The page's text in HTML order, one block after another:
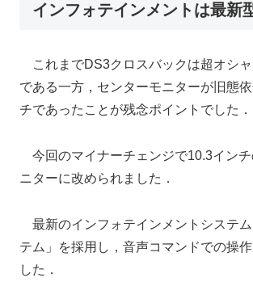
インフォテインメントは最新
これまでDS3クロスバックは超オシ
である一方，センターモニターが旧態
チであったことが残念ポイントでした．
今回のマイナーチェンジで10.3イン
ニターに改められました．
最新のインフォテインメントシステ
テム」を採用し，音声コマンドでの操
した．